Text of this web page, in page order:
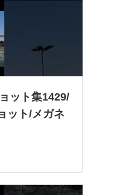
ット集1429/
ット/メガネ